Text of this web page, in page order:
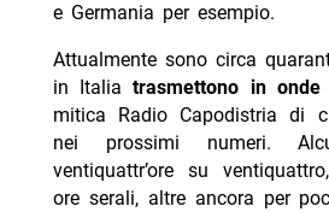
e Germania per esempio.
Attualmente sono circa
in Italiatrasmettono in onde
mitica Radio Capodistria di
nei prossimi numeri.
ventiquattr’ore su
ore serali, altre ancora per